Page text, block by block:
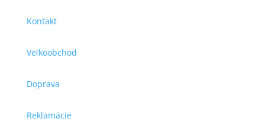
Kontakt
Veľkoobchod
Doprava
Reklamácie